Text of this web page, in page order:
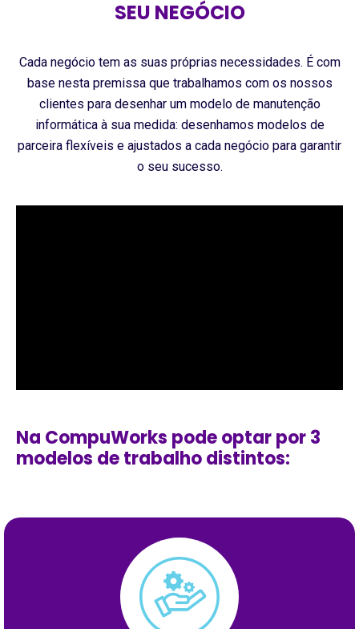
SEU NEGÓCIO
Cada negócio tem as suas próprias necessidades. É com
base nesta premissa que trabalhamos com os nossos
clientes para desenhar um modelo de manutenção
informática à sua medida: desenhamos modelos de
parceira flexíveis e ajustados a cada negócio para garantir
o seu sucesso.
Na CompuWorks pode optar por 3
modelos de trabalho distintos: